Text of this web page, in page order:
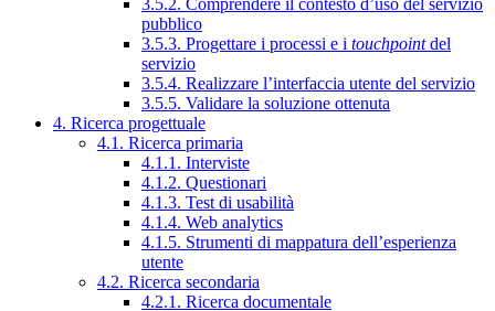
3.5.2. Comprendere il contesto d’uso del servizio
pubblico
3.5.3. Progettare i processi e i touchpointdel
servizio
3.5.4. Realizzare l’interfaccia utente del servizio
3.5.5. Validare la soluzione ottenuta
4. Ricerca progettuale
4.1. Ricerca primaria
4.1.1. Interviste
4.1.2. Questionari
4.1.3. Test di usabilità
4.1.4. Web analytics
4.1.5. Strumenti di mappatura dell’esperienza
utente
4.2. Ricerca secondaria
4.2.1. Ricerca documentale